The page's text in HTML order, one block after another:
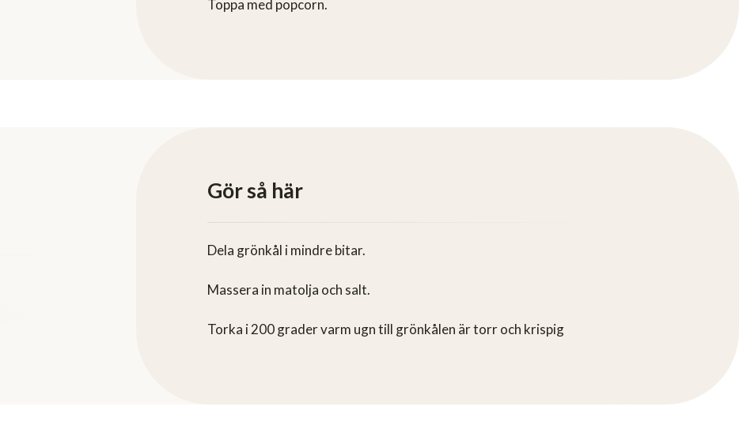
Toppa med popcorn.
Gör så här
Dela grönkål i mindre bitar.
Massera in matolja och salt.
Torka i 200 grader varm ugn till grönkålen är torr och krispig